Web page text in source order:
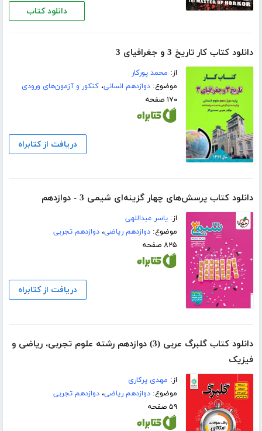
دانلود کتاب
دانلود کتاب کار تاریخ 3 و جغرافیای 3
از: محمد پورکار
موضوع:دوازدهم انسانی،کنکور و آزمون‌های ورودی
۱۷۰ صفحه
دریافت از کتابراه
دانلود کتاب پرسش‌های چهار گزینه‌ای شیمی 3 - دوازدهم
از:یاسر عبداللهی
موضوع:دوازدهم ریاضی،دوازدهم تجربی
۸۲۵ صفحه
دریافت از کتابراه
دانلود کتاب گلبرگ عربی (3) دوازدهم رشته علوم تجربی، ریاضی و
فیزیک
از: مهدی پرکاری
موضوع:دوازدهم ریاضی،دوازدهم تجربی
۵۹ صفحه